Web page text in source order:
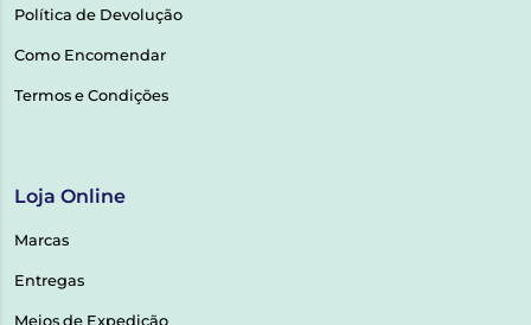
Política de Devolução
Como Encomendar
Termos e Condições
Loja Online
Marcas
Entregas
Meios de Expedição